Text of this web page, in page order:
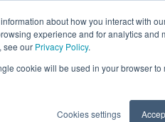
about how you interact with
experience and for analytics and
see our Privacy Policy.
cookie will be used in your browser
Cookies settings
Digital